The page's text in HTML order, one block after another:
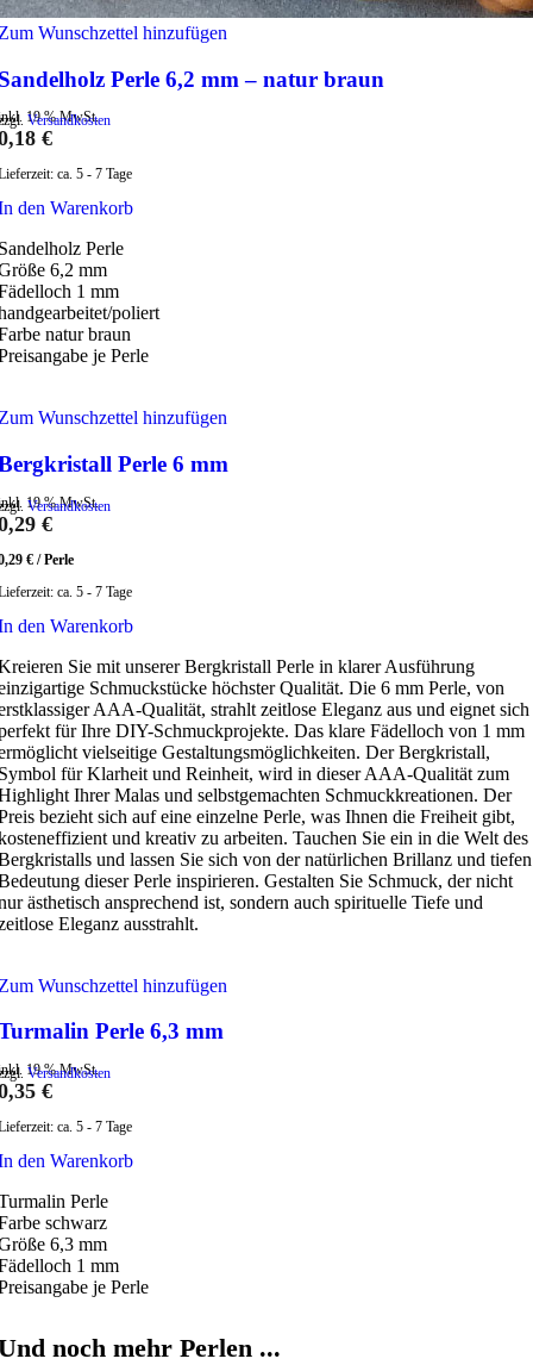
Wunschzettel hinzufügen
Perle 6,2 mm – natur braun
19 % MwSt.
Versandkosten
€
ca. 5 - 7 Tage
den Warenkorb
Perle
6,2 mm
1 mm
poliert
natur braun
je Perle
Wunschzettel hinzufügen
Perle 6 mm
19 % MwSt.
Versandkosten
€
€ /Perle
ca. 5 - 7 Tage
den Warenkorb
Sie mit unserer Bergkristall Perle in klarer Ausführung
Schmuckstücke höchster Qualität. Die 6 mm Perle, von
AAA-Qualität, strahlt zeitlose Eleganz aus und eignet sich
für Ihre DIY-Schmuckprojekte. Das klare Fädelloch von 1 mm
vielseitige Gestaltungsmöglichkeiten. Der Bergkristall,
für Klarheit und Reinheit, wird in dieser AAA-Qualität zum
Ihrer Malas und selbstgemachten Schmuckkreationen. Der
bezieht sich auf eine einzelne Perle, was Ihnen die Freiheit gibt,
und kreativ zu arbeiten. Tauchen Sie ein in die Welt des
und lassen Sie sich von der natürlichen Brillanz und tiefen
dieser Perle inspirieren. Gestalten Sie Schmuck, der nicht
ästhetisch ansprechend ist, sondern auch spirituelle Tiefe und
Eleganz ausstrahlt.
Wunschzettel hinzufügen
Perle 6,3 mm
19 % MwSt.
Versandkosten
€
ca. 5 - 7 Tage
den Warenkorb
Perle
schwarz
6,3 mm
1 mm
je Perle
noch mehr Perlen ...